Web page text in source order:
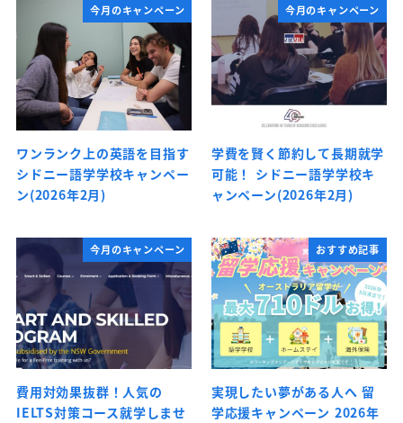
今月のキャンペーン
ワンランク上の英語を目指す
シドニー語学学校キャンペー
ン(2026年2月)
今月のキャンペーン
学費を賢く節約して長期就学
可能！ シドニー語学学校キ
ャンペーン(2026年2月)
今月のキャンペーン
費用対効果抜群！人気の
IELTS対策コース就学しませ
おすすめ記事
実現したい夢がある人へ 留
学応援キャンペーン 2026年